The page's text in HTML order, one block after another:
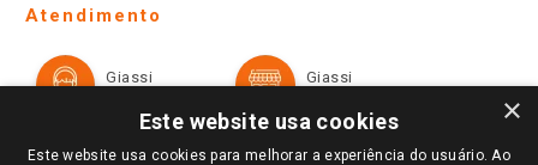
Ofertas
Televendas
Notícias
Formas de Pagamento
Trocas e Devoluções
Atendimento
Giassi
Giassi
×
Este website usa cookies
Este website usa cookies para melhorar a experiência do usuário. Ao